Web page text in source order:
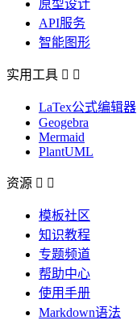
原型设计
API服务
智能图形
实用工具  
LaTex公式编辑器
Geogebra
Mermaid
PlantUML
资源  
模板社区
知识教程
专题频道
帮助中心
使用手册
Markdown语法